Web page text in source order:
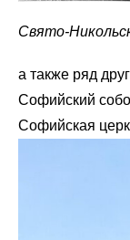
Свято-
а также ряд
Софийский
Софийская